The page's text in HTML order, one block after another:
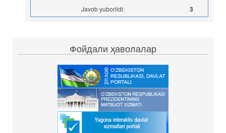
Javob yuborildi: 3
Фойдали ҳаволалар